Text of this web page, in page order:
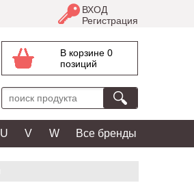
ВХОД
Регистрация
В корзине 0
позиций
U V W Все бренды